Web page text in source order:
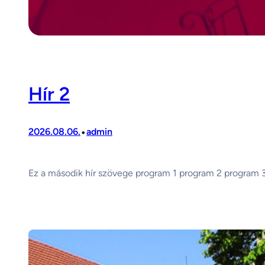
Hír 2
2026.08.06.•admin
Ez a második hír szövege program 1 program 2 program